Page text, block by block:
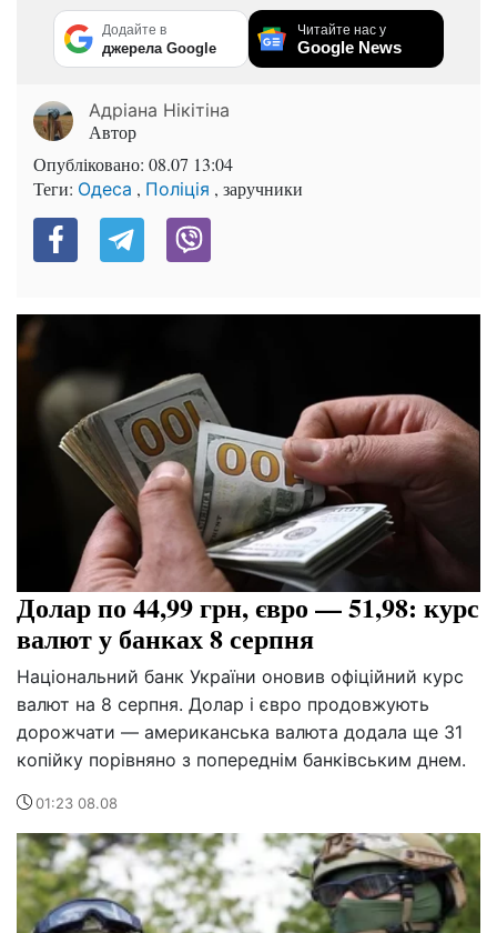
Додайте в
джерела Google
Читайте нас у
Google News
Адріана Нікітіна
Автор
Опубліковано: 08.07 13:04
Теги: Одеса , Поліція , заручники
Долар по 44,99 грн, євро — 51,98: курс
валют у банках 8 серпня
Національний банк України оновив офіційний курс
валют на 8 серпня. Долар і євро продовжують
дорожчати — американська валюта додала ще 31
копійку порівняно з попереднім банківським днем.
01:23 08.08